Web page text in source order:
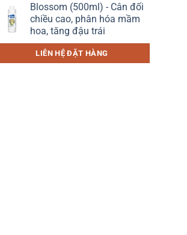
Blossom (500ml) - Cân đối
chiều cao, phân hóa mầm
hoa, tăng đậu trái
LIÊN HỆ ĐẶT HÀNG